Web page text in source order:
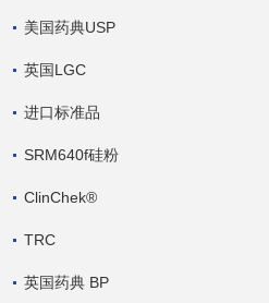
美国药典USP
英国LGC
进口标准品
SRM640f硅粉
ClinChek®
TRC
英国药典 BP